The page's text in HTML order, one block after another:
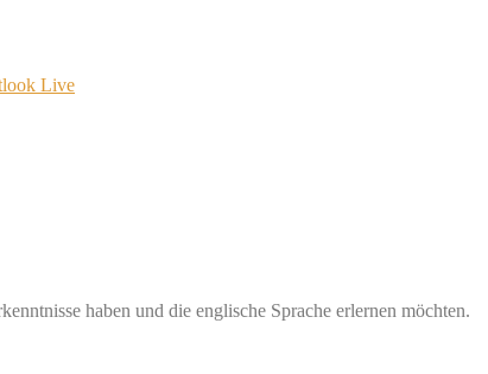
Live
haben und die englische Sprache erlernen möchten.